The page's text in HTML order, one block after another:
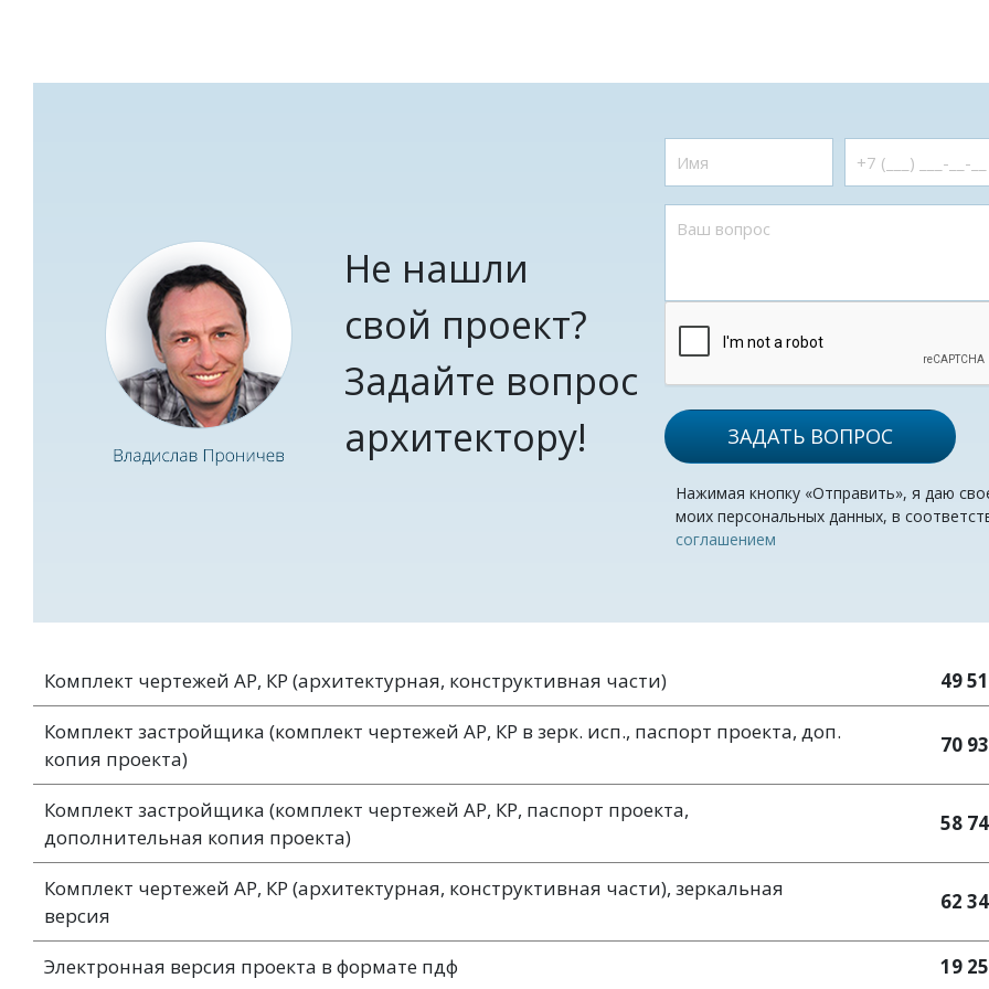
Не нашли
свой проект?
Задайте вопрос
архитектору!
ЗАДАТЬ ВОПРОС
Нажимая кнопку «Отправить», я даю
моих персональных данных, в
соглашением
Комплект чертежей АР, КР (архитектурная, конструктивная части) 49
Комплект застройщика (комплект чертежей АР, КР в зерк. исп., паспорт проекта, доп.
копия проекта)
70
Комплект застройщика (комплект чертежей АР, КР, паспорт проекта,
дополнительная копия проекта)
58
Комплект чертежей АР, КР (архитектурная, конструктивная части), зеркальная
версия
62
Электронная версия проекта в формате пдф 19